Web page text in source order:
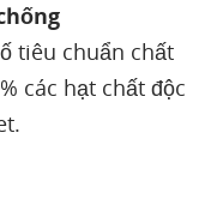
tiêu chuẩn chất
các hạt chất độc